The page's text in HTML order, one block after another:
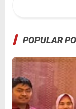
POPULAR